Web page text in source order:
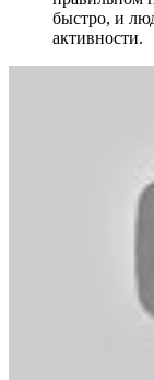
быстро, и
активности.